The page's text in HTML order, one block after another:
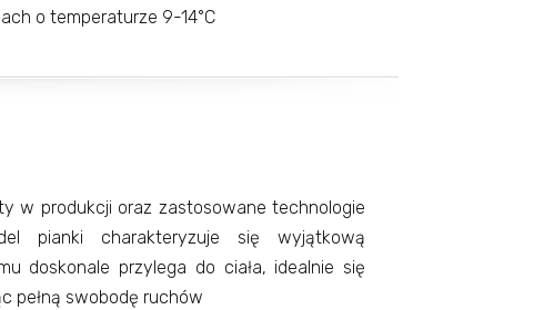
o temperaturze 9-14°C
w produkcji oraz zastosowane technologie
pianki charakteryzuje się wyjątkową
doskonale przylega do ciała, idealnie się
pełną swobodę ruchów